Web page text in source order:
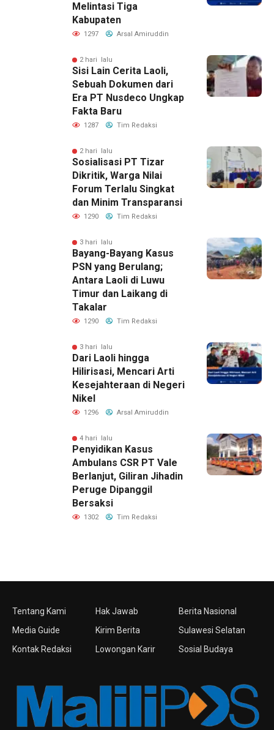
Melintasi Tiga
Kabupaten
1297 Arsal Amiruddin
2 hari lalu
Sisi Lain Cerita Laoli,
Sebuah Dokumen dari
Era PT Nusdeco Ungkap
Fakta Baru
1287 Tim Redaksi
2 hari lalu
Sosialisasi PT Tizar
Dikritik, Warga Nilai
Forum Terlalu Singkat
dan Minim Transparansi
1290 Tim Redaksi
3 hari lalu
Bayang-Bayang Kasus
PSN yang Berulang;
Antara Laoli di Luwu
Timur dan Laikang di
Takalar
1290 Tim Redaksi
3 hari lalu
Dari Laoli hingga
Hilirisasi, Mencari Arti
Kesejahteraan di Negeri
Nikel
1296 Arsal Amiruddin
4 hari lalu
Penyidikan Kasus
Ambulans CSR PT Vale
Berlanjut, Giliran Jihadin
Peruge Dipanggil
Bersaksi
1302 Tim Redaksi
Tentang Kami
Media Guide
Kontak Redaksi
Hak Jawab
Kirim Berita
Lowongan Karir
Berita Nasional
Sulawesi Selatan
Sosial Budaya